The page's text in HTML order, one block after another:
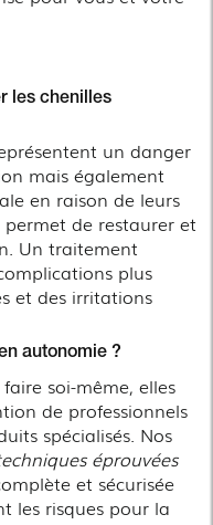
les chenilles
un danger
mais également
en raison de leurs
de restaurer et
Un traitement
plus
et des irritations
autonomie ?
soi-même, elles
de professionnels
spécialisés. Nos
éprouvées
et sécurisée
les risques pour la